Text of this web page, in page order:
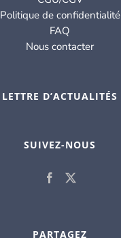
Politique de confidentialité
FAQ
Nous contacter
LETTRE D’ACTUALITÉS
SUIVEZ-NOUS
PARTAGEZ